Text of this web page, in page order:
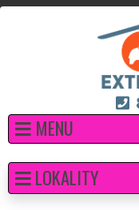
MENU
LOKALITY